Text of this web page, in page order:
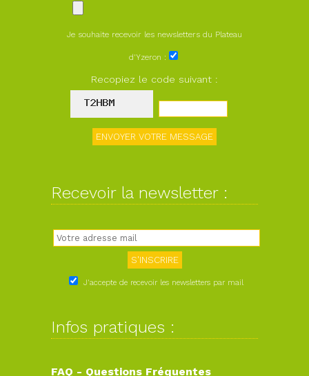
Je souhaite recevoir les newsletters du Plateau
d'Yzeron :
Recopiez le code suivant :
Recevoir la newsletter :
J'accepte de recevoir les newsletters par mail
Infos pratiques :
FAQ - Questions Fréquentes